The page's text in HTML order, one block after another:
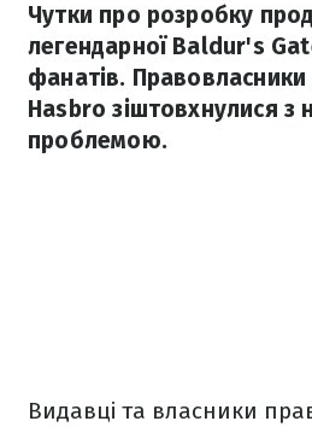
Чутки про розробку
легендарної Baldur's
фанатів.
Hasbro зіштовхнулися з
проблемою.
Видавці та власники